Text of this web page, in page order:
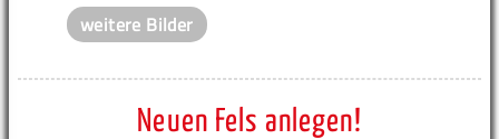
weitere Bilder
Neuen Fels anlegen!